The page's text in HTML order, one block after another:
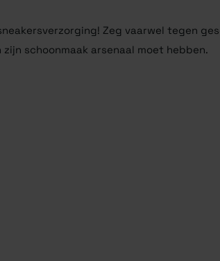
Zeg vaarwel tegen
schoonmaak arsenaal moet hebben.